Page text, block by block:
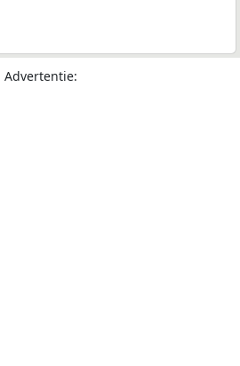
Advertentie: